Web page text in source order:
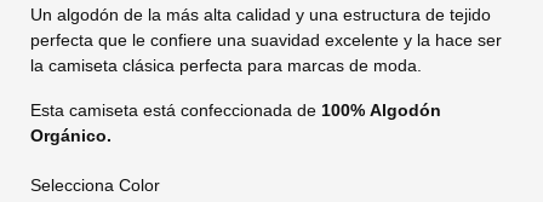
Un algodón de la más alta calidad y una estructura de tejido
perfecta que le confiere una suavidad excelente y la hace ser
la camiseta clásica perfecta para marcas de moda.
Esta camiseta está confeccionada de 100% Algodón
Orgánico.
Selecciona Color